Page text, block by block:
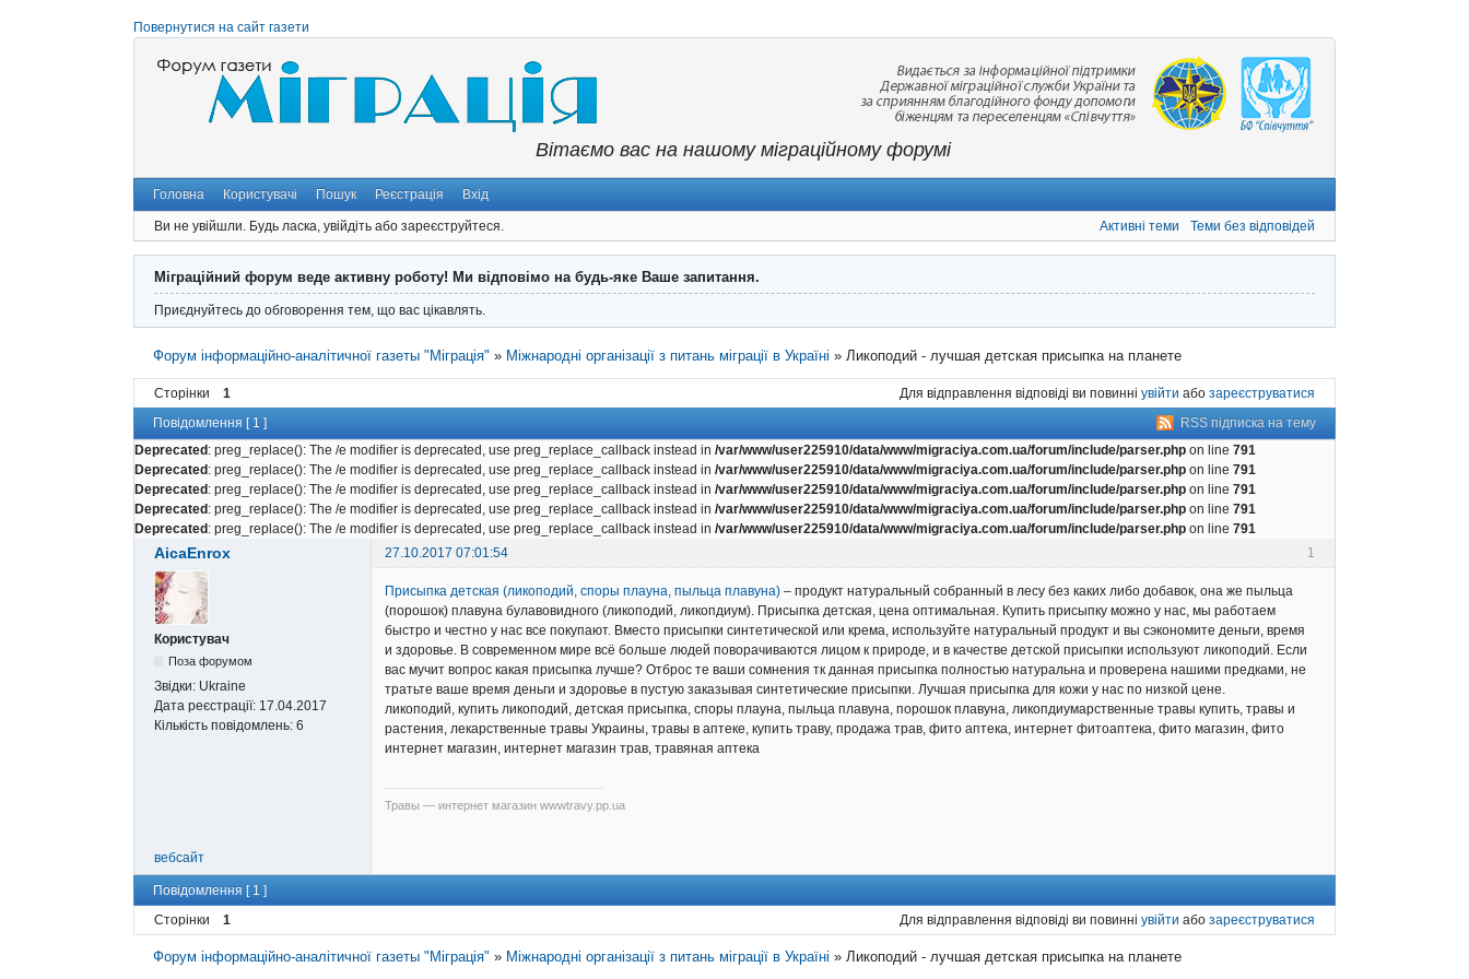
Повернутися на сайт газети
Вітаємо вас на нашому міграційному форумі
Головна Користувачі Пошук Реєстрація Вхід
Ви не увійшли. Будь ласка, увійдіть або зареєструйтеся. Активні теми Теми без відповідей
Міграційний форум веде активну роботу! Ми відповімо на будь-яке Ваше запитання.
Приєднуйтесь до обговорення тем, що вас цікавлять.
Форум інформаційно-аналітичної газеты "Міграція" » Міжнародні організації з питань міграції в Україні » Ликоподий - лучшая детская присыпка на планете
Сторінки 1 Для відправлення відповіді ви повинні увійти або зареєструватися
RSS підписка на тему
Повідомлення [ 1 ]
Deprecated: preg_replace(): The /e modifier is deprecated, use preg_replace_callback instead in /var/www/user225910/data/www/migraciya.com.ua/forum/include/parser.php on line 791
Deprecated: preg_replace(): The /e modifier is deprecated, use preg_replace_callback instead in /var/www/user225910/data/www/migraciya.com.ua/forum/include/parser.php on line 791
Deprecated: preg_replace(): The /e modifier is deprecated, use preg_replace_callback instead in /var/www/user225910/data/www/migraciya.com.ua/forum/include/parser.php on line 791
Deprecated: preg_replace(): The /e modifier is deprecated, use preg_replace_callback instead in /var/www/user225910/data/www/migraciya.com.ua/forum/include/parser.php on line 791
Deprecated: preg_replace(): The /e modifier is deprecated, use preg_replace_callback instead in /var/www/user225910/data/www/migraciya.com.ua/forum/include/parser.php on line 791
1
AicaEnrox 27.10.2017 07:01:54
Користувач
Поза форумом
Звідки: Ukraine
Дата реєстрації: 17.04.2017
Кількість повідомлень: 6
Присыпка детская (ликоподий, споры плауна, пыльца плавуна) – продукт натуральный собранный в лесу без каких либо добавок, она же пыльца
(порошок) плавуна булавовидного (ликоподий, ликопдиум). Присыпка детская, цена оптимальная. Купить присыпку можно у нас, мы работаем
быстро и честно у нас все покупают. Вместо присыпки синтетической или крема, используйте натуральный продукт и вы сэкономите деньги, время
и здоровье. В современном мире всё больше людей поворачиваются лицом к природе, и в качестве детской присыпки используют ликоподий. Если
вас мучит вопрос какая присыпка лучше? Отброс те ваши сомнения тк данная присыпка полностью натуральна и проверена нашими предками, не
тратьте ваше время деньги и здоровье в пустую заказывая синтетические присыпки. Лучшая присыпка для кожи у нас по низкой цене.
ликоподий, купить ликоподий, детская присыпка, споры плауна, пыльца плавуна, порошок плавуна, ликопдиумарственные травы купить, травы и
растения, лекарственные травы Украины, травы в аптеке, купить траву, продажа трав, фито аптека, интернет фитоаптека, фито магазин, фито
интернет магазин, интернет магазин трав, травяная аптека
Травы — интернет магазин wwwtravy.pp.ua
вебсайт
Повідомлення [ 1 ]
Сторінки
1 Для відправлення відповіді ви повинні увійти або зареєструватися
Форум інформаційно-аналітичної газеты "Міграція" » Міжнародні організації з питань міграції в Україні »Ликоподий - лучшая детская присыпка на планете